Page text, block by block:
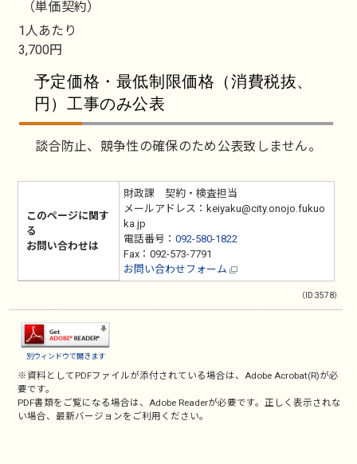
（単価契約）
1人あたり
3,700円
予定価格・最低制限価格（消費税抜、
円）工事のみ公表
談合防止、競争性の確保のため公表致しません。
このページに関す
る
お問い合わせは
財政課 契約・検査担当
メールアドレス：keiyaku@city.onojo.fukuo
ka.jp
電話番号： 092-580-1822
Fax：092-573-7791
お問い合わせフォーム
（ID:3578）
別ウィンドウで開きます
※資料としてPDFファイルが添付されている場合は、Adobe Acrobat(R)が必
要です。
PDF書類をご覧になる場合は、Adobe Readerが必要です。正しく表示されな
い場合、最新バージョンをご利用ください。